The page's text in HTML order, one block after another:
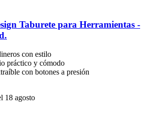
Taburete para Herramientas -​
con estilo
práctico y cómodo
con botones a presión
18 agosto